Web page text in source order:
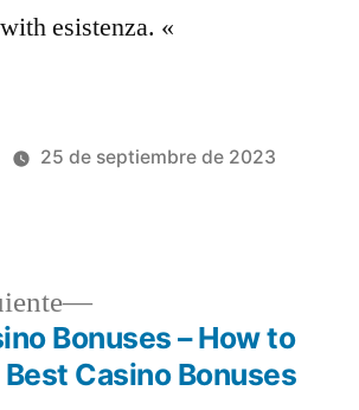
esistenza. «
25 de septiembre de 2023
Bonuses – How to
Casino Bonuses